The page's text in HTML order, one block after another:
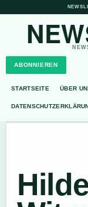
ABONNIEREN
STARTSEITE ÜBER